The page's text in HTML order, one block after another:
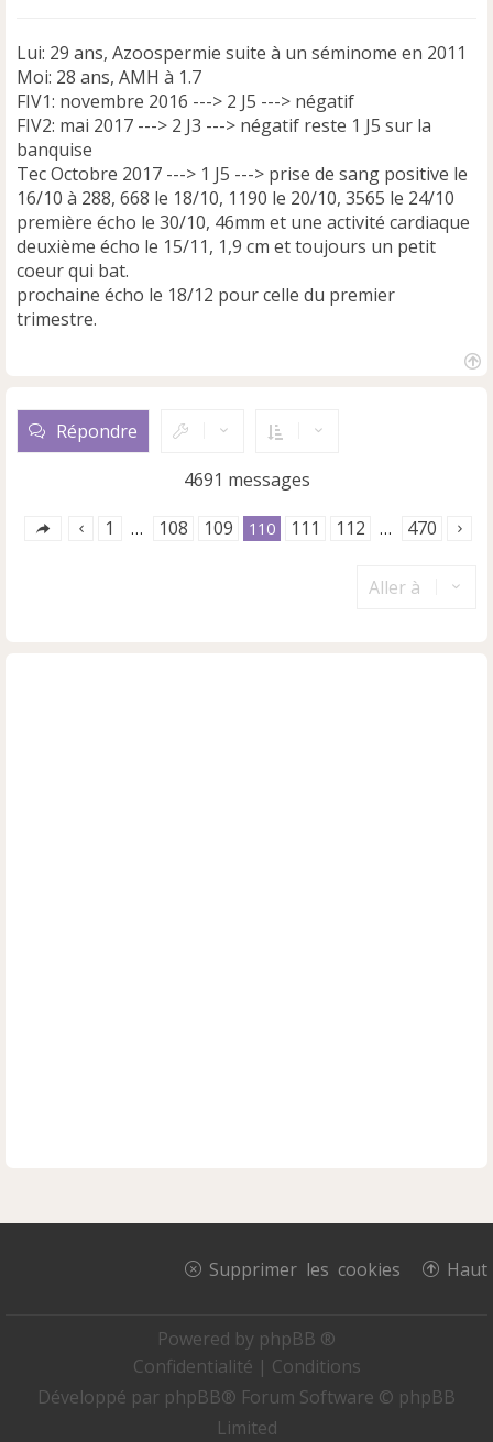
Lui: 29 ans, Azoospermie suite à un séminome en 2011
Moi: 28 ans, AMH à 1.7
FIV1: novembre 2016 ---> 2 J5 ---> négatif
FIV2: mai 2017 ---> 2 J3 ---> négatif reste 1 J5 sur la
banquise
Tec Octobre 2017 ---> 1 J5 ---> prise de sang positive le
16/10 à 288, 668 le 18/10, 1190 le 20/10, 3565 le 24/10
première écho le 30/10, 46mm et une activité cardiaque
deuxième écho le 15/11, 1,9 cm et toujours un petit
coeur qui bat.
prochaine écho le 18/12 pour celle du premier
trimestre.
Répondre
4691 messages
1 … 108 109 110 111 112 … 470
Aller à
Haut
Supprimer les cookies
Powered by phpBB ®
Confidentialité | Conditions
Développé par phpBB® Forum Software © phpBB
Limited